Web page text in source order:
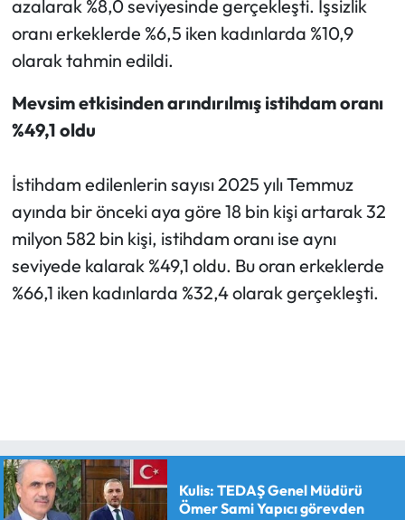
azalarak %8,0 seviyesinde gerçekleşti. İşsizlik
oranı erkeklerde %6,5 iken kadınlarda %10,9
olarak tahmin edildi.
Mevsim etkisinden arındırılmış istihdam oranı
%49,1 oldu
İstihdam edilenlerin sayısı 2025 yılı Temmuz
ayında bir önceki aya göre 18 bin kişi artarak 32
milyon 582 bin kişi, istihdam oranı ise aynı
seviyede kalarak %49,1 oldu. Bu oran erkeklerde
%66,1 iken kadınlarda %32,4 olarak gerçekleşti.
Kulis: TEDAŞ Genel Müdürü
Ömer Sami Yapıcı görevden